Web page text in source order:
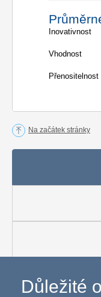
Inovativnost
Vhodnost
Přenositelnost
Na začátek stránky
Důležité